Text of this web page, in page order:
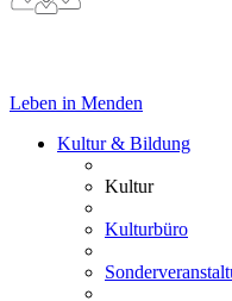
Leben in Menden
Kultur & Bildung
Kultur
Kulturbüro